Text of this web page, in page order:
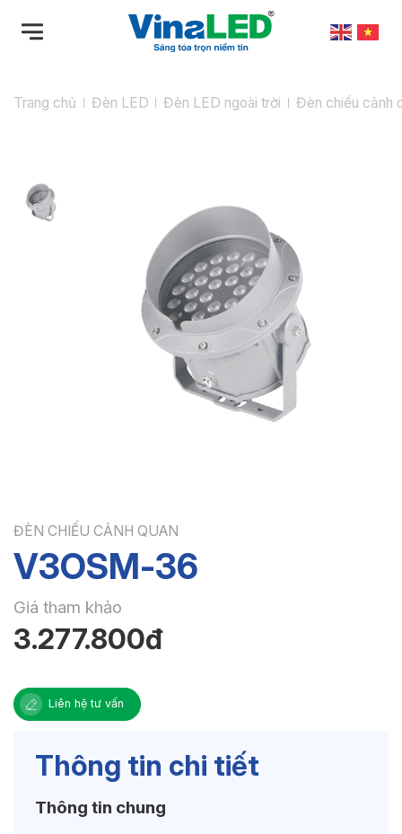
qua
dungTrang chủ Đèn LED Đèn LED ngoài trời Đèn chiếu cảnh
ĐÈN CHIẾU CẢNH QUAN
V3OSM-36
Giá tham khảo
3.277.800đ
Liên hệ tư vấn
Thông tin chi tiết
Thông tin chung